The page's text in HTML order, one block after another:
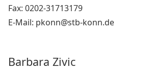
Fax: 0202-31713179
E-Mail: pkonn@stb-konn.de
Barbara Zivic